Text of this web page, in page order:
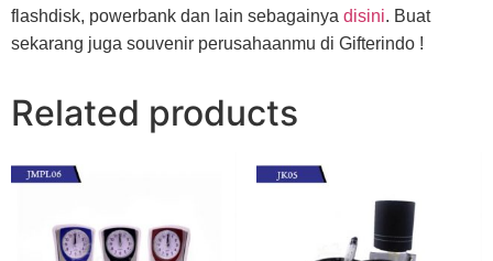
flashdisk, powerbank dan lain sebagainya disini. Buat
sekarang juga souvenir perusahaanmu di Gifterindo !
Related products